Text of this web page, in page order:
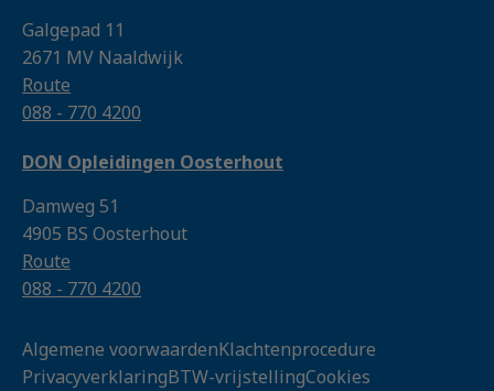
Galgepad 11
2671 MV Naaldwijk
Route
088 - 770 4200
DON Opleidingen Oosterhout
Damweg 51
4905 BS Oosterhout
Route
088 - 770 4200
Algemene voorwaardenKlachtenprocedure
PrivacyverklaringBTW-vrijstellingCookies